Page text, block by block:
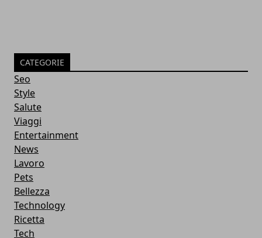
CATEGORIE
Seo
Style
Salute
Viaggi
Entertainment
News
Lavoro
Pets
Bellezza
Technology
Ricetta
Tech